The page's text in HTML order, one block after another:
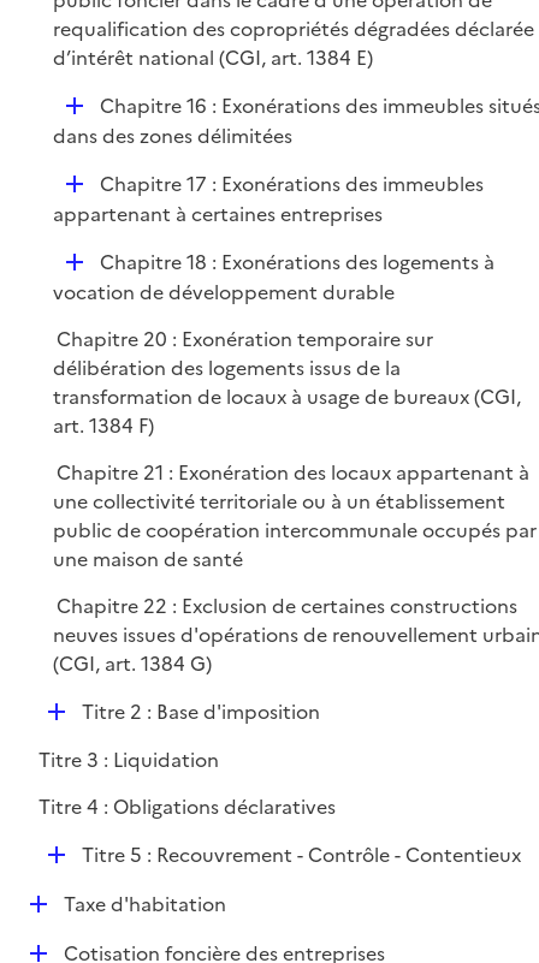
requalification des copropriétés dégradées déclarée
d’intérêt national (CGI, art. 1384 E)
D
é
i
Chapitre 16 : Exonérations des immeubles
dans des zones délimitées
D
é
i
r
Chapitre 17 : Exonérations des immeubles
appartenant à certaines entreprises
D
é
l
i
e
r
Chapitre 18 : Exonérations des logements à
vocation de développement durable
Chapitre 20 : Exonération temporaire sur
délibération des logements issus de la
transformation de locaux à usage de bureaux (CGI,
art. 1384 F)
Chapitre 21 : Exonération des locaux appartenant à
une collectivité territoriale ou à un établissement
public de coopération intercommunale occupés par
une maison de santé
Chapitre 22 : Exclusion de certaines constructions
neuves issues d'opérations de renouvellement
(CGI, art. 1384 G)
D
p
l
Titre 2 : Base d'imposition
Titre 3 : Liquidation
Titre 4 : Obligations déclaratives
D
p
l
Titre 5 : Recouvrement - Contrôle - Contentieux
DTaxe d'habitation
DCotisation foncière des entreprises